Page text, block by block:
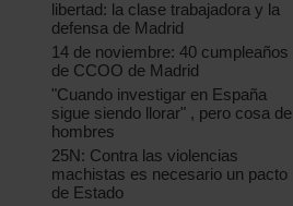
libertad: la clase trabajadora y la
defensa de Madrid
14 de noviembre: 40 cumpleaños
de CCOO de Madrid
"Cuando investigar en España
sigue siendo llorar" , pero cosa de
hombres
25N: Contra las violencias
machistas es necesario un pacto
de Estado